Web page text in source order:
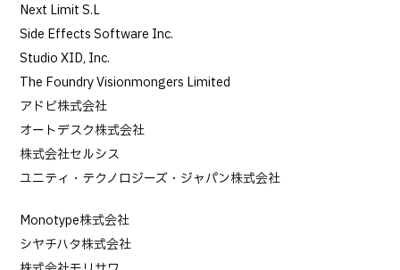
Next Limit S.L
Side Effects Software Inc.
Studio XID, Inc.
The Foundry Visionmongers Limited
アドビ株式会社
オートデスク株式会社
株式会社セルシス
ユニティ・テクノロジーズ・ジャパン株式会社
Monotype株式会社
シヤチハタ株式会社